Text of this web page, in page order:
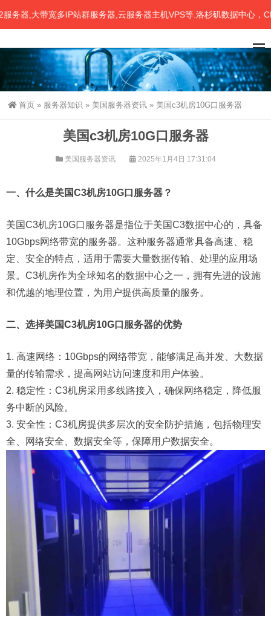
,大带宽多IP站群服务器,云服务器主机VPS等.洛杉矶数据中心，CN2
首页 » 服务器知识 » 美国服务器资讯 » 美国c3机房10G口服务器
美国c3机房10G口服务器
美国服务器资讯 2025年1月4日 17:31:04
一、什么是美国C3机房10G口服务器？
美国C3机房10G口服务器是指位于美国C3数据中心的，具备
10Gbps网络带宽的服务器。这种服务器通常具备高速、稳
定、安全的特点，适用于需要大量数据传输、处理的应用场
景。C3机房作为全球知名的数据中心之一，拥有先进的设施
和优越的地理位置，为用户提供高质量的服务。
二、选择美国C3机房10G口服务器的优势
1. 高速网络：10Gbps的网络带宽，能够满足高并发、大数据
量的传输需求，提高网站访问速度和用户体验。
2. 稳定性：C3机房采用多线路接入，确保网络稳定，降低服
务中断的风险。
3. 安全性：C3机房提供多层次的安全防护措施，包括物理安
全、网络安全、数据安全等，保障用户数据安全。